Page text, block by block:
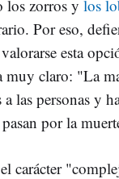
los zorros y los
Por eso,
esta
muy claro: "La
las personas y
por la
carácter